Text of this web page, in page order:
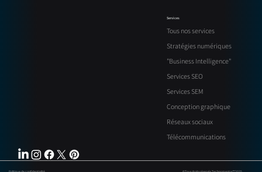
Services
Tous nos services
Stratégies numériques
"Business Intelligence"
Services SEO
Services SEM
Conception graphique
Réseaux sociaux
Télécommunications